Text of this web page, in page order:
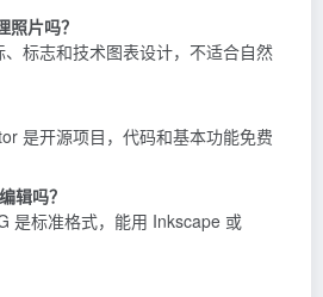
片吗？
标志和技术图表设计，不适合自然
是开源项目，代码和基本功能免费
辑吗？
是标准格式，能用 Inkscape 或